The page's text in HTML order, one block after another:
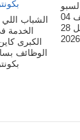
الشباب
الخدمة
الكبرى
الوظائف
: مباريات لتوظيف 04
مناصب. آخر أجل 28